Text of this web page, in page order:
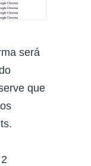
será
que